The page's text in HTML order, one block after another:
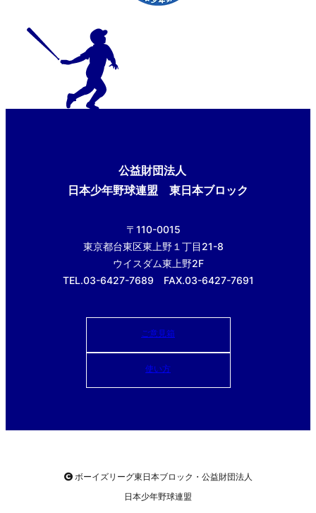
公益財団法人
日本少年野球連盟 東日本ブロック
〒110-0015
東京都台東区東上野１丁目21-8
ウイスダム東上野2F
TEL.03-6427-7689 FAX.03-6427-7691
ご意見箱
使い方
ボーイズリーグ東日本ブロック・公益財団法人
日本少年野球連盟